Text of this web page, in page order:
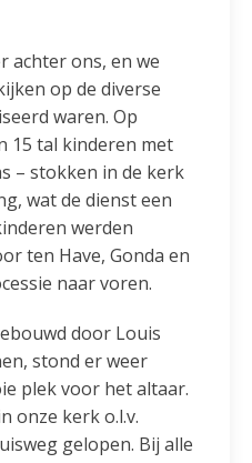
achter ons, en we
op de diverse
waren. Op
15 tal kinderen met
– stokken in de kerk
wat de dienst een
werden
ten Have, Gonda en
naar voren.
door Louis
stond er weer
plek voor het altaar.
onze kerk o.l.v.
gelopen. Bij alle